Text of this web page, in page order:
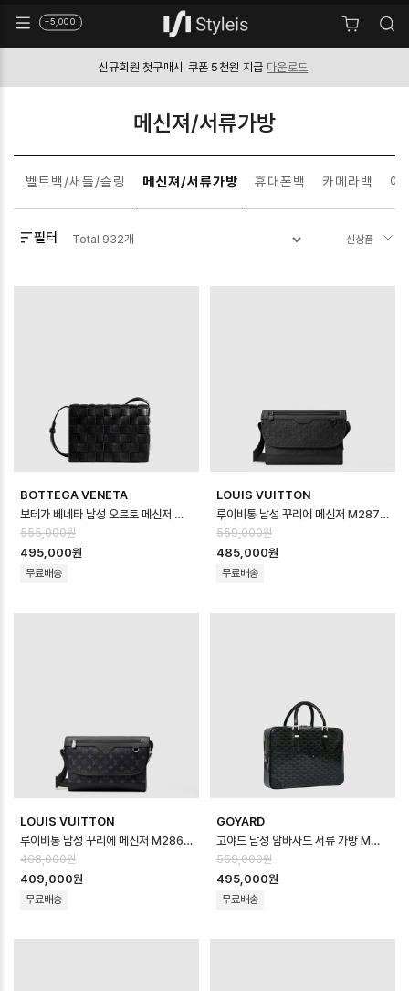
+5,000
신규회원 첫구매시 쿠폰 5천원 지급 다운로드
메신져/서류가방
벨트백/새들/슬링 메신져/서류가방 휴대폰백 카메라백 여
필터 Total 932개
BOTTEGA VENETA
보테가 베네타 남성 오르토 메신저 백 - Bottega veneta Mens Ortho M…
555,000원
495,000원
무료배송
LOUIS VUITTON
루이비통 남성 꾸리에 메신저 M28781 - Louis vuitton Mens Courie…
559,000원
485,000원
무료배송
LOUIS VUITTON
루이비통 남성 꾸리에 메신저 M28630 - Louis vuitton Mens Courie…
468,000원
409,000원
무료배송
GOYARD
고야드 남성 암바사드 서류 가방 MM - Goyard Mens Ambassador Brie…
559,000원
495,000원
무료배송